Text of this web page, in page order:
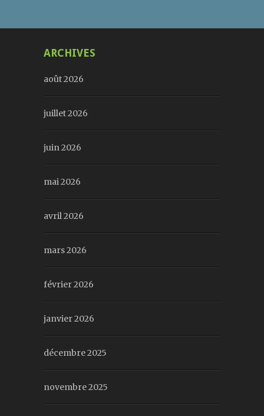
ARCHIVES
août 2026
juillet 2026
juin 2026
mai 2026
avril 2026
mars 2026
février 2026
janvier 2026
décembre 2025
novembre 2025